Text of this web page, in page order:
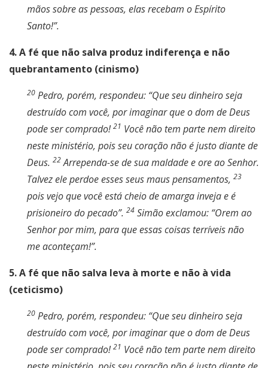
mãos sobre as pessoas, elas recebam o Espírito
Santo!”.
4. A fé que não salva produz indiferença e não
quebrantamento (cinismo)
20 Pedro, porém, respondeu: “Que seu dinheiro seja
destruído com você, por imaginar que o dom de Deus
pode ser comprado!21 Você não tem parte nem direito
neste ministério, pois seu coração não é justo diante de
Deus. 22Arrependa-se de sua maldade e ore ao Senhor.
Talvez ele perdoe esses seus maus pensamentos, 23
pois vejo que você está cheio de amarga inveja e é
prisioneiro do pecado”. 24 Simão exclamou: “Orem ao
Senhor por mim, para que essas coisas terríveis não
me aconteçam!”.
5. A fé que não salva leva à morte e não à vida
(ceticismo)
20 Pedro, porém, respondeu: “Que seu dinheiro seja
destruído com você, por imaginar que o dom de Deus
pode ser comprado!21 Você não tem parte nem direito